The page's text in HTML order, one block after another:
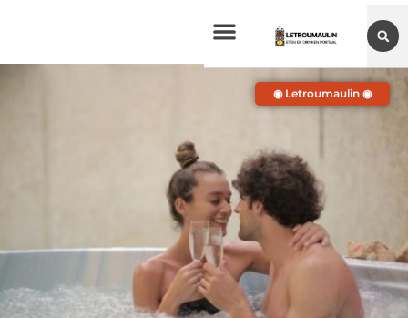
◉ Letroumaulin ◉